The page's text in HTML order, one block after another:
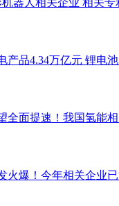
器人相关企业 相关专
产品4.34万亿元 锂电
全面提速！我国氢能
火爆！今年相关企业